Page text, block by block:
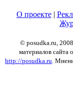
О проекте|
© posudka.ru,
материалов сайта
http://posudka.ru .